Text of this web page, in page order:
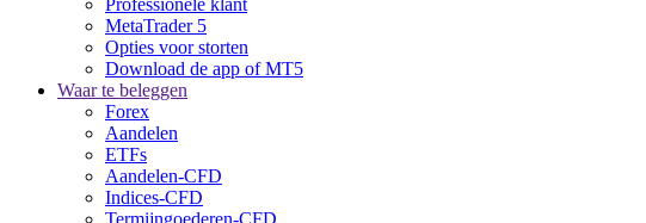
MetaTrader 5
Opties voor storten
Download de app of MT5
Waar te beleggen
Forex
Aandelen
ETFs
Aandelen-CFD
Indices-CFD
Termijngoederen-CFD